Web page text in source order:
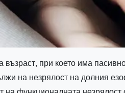
възраст, при което има
на незрялост на долния